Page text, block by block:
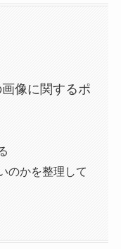
像に関するポ
のかを整理して